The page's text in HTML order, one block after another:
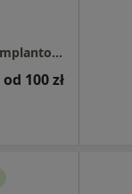
ARTMED GROUP -Centrum Stomatologii i Implantologii
od 100 zł